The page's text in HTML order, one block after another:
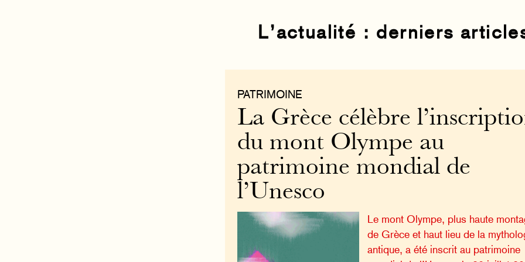
L’actualité : derniers
PATRIMOINE
La Grèce célèbre
du mont Olympe au
patrimoine mondial de
l’Unesco
Le mont Olympe, plus haute
de Grèce et haut lieu de la
antique, a été inscrit au patrimoine